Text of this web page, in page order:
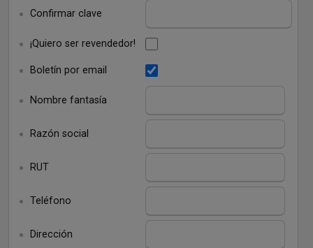
Confirmar clave
¡Quiero ser revendedor!
Boletín por email
Nombre fantasía
Razón social
RUT
Teléfono
Dirección